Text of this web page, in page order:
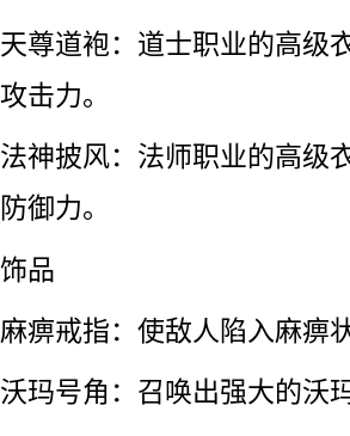
天尊道袍：道士职业的高级
攻击力。
法神披风：法师职业的高级
防御力。
饰品
麻痹戒指：使敌人陷入麻痹
沃玛号角：召唤出强大的沃